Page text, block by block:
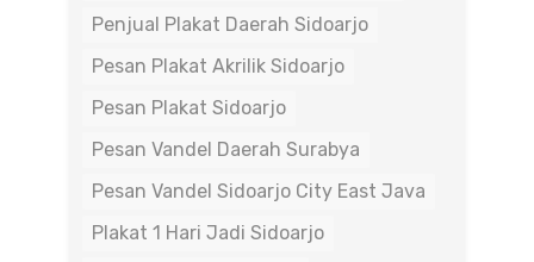
Penjual Plakat Daerah Sidoarjo
Pesan Plakat Akrilik Sidoarjo
Pesan Plakat Sidoarjo
Pesan Vandel Daerah Surabya
Pesan Vandel Sidoarjo City East Java
Plakat 1 Hari Jadi Sidoarjo